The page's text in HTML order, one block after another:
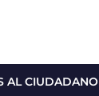
AL CIUDADANO